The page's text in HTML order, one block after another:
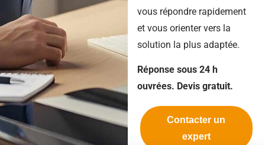
vous répondre rapidement
et vous orienter vers la
solution la plus adaptée.
Réponse sous 24 h
ouvrées. Devis gratuit.
Contacter un
expert